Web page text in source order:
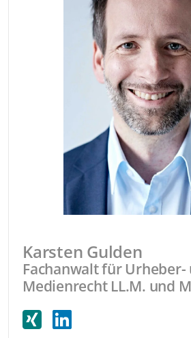
Karsten Gulden
Fachanwalt für Urheber-
Medienrecht LL.M. und